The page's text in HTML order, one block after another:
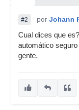
#2 por Johann
Cual dices que
automático
gente.